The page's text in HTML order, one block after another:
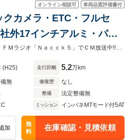
オンライン相談可 車両品質評価書付
カメラ・ETC・フルセ
外17インチアルミ・パド
【自社ローン取り扱い】最寄り駅までの送迎も可能です！！全国ご納車対応！！ＦＭラジオ「Ｎａｃｃｋ５」でＣＭ放送中!!創業11周年記念☆本年度自動車税・消費税も込みの総額プライス!!
(H25) 走行距離 5.2万km
無 修復歴 なし
整備 法定整備無
ミッション インパネMTモード付5AT
加
無
料
在庫確認・見積依頼